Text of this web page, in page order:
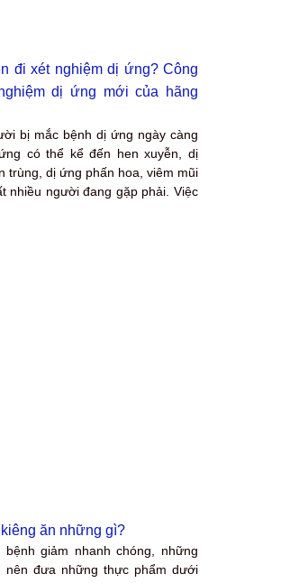
đi xét nghiệm dị ứng? Công
dị ứng mới của hãng
bị mắc bệnh dị ứng ngày càng
có thể kể đến hen xuyễn, dị
trùng, dị ứng phấn hoa, viêm mũi
nhiều người đang gặp phải. Việc
ăn những gì?
giảm nhanh chóng, những
đưa những thực phẩm dưới